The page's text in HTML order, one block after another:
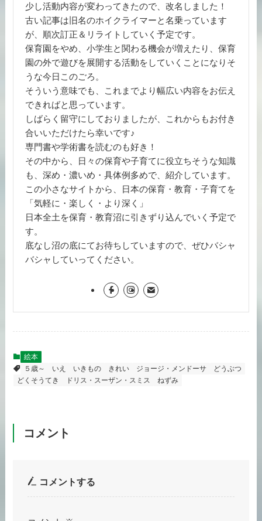
少し活動内容が変わってきたので、改名しました！
古い記事は旧名のホイクライマーと名乗っています
が、順次訂正＆リライトしていく予定です。
保育園をやめ、小学生と関わる機会が増えたり、保育
園の外で遊びを展開する活動をしていくことになりそ
うな今日このごろ。
そういう意味でも、これまでより幅広い内容をお伝え
できればと思っています。
しばらく留守にしておりましたが、これからもお付き
合いいただけたら幸いです♪
専門書や学術書を読むのも好き！
その中から、日々の保育や子育てに役立ちそうな知識
も、深め・濃いめ・具体例多めで、紹介しています。
この小さなサイトから、日本の保育・教育・子育てを
「気軽に・楽しく・より深く」
日本全土を保育・教育沼に引きずり込んでいく予定で
す。
底なし沼の底にてお待ちしていますので、ぜひバシャ
バシャしていってください。
絵本
５歳～
いえ いきもの きれい ジョージ・メンドーサ
どうぶつ
どくそうてき
ドリス・スーザン・スミス ねずみ
コメント
コメントする